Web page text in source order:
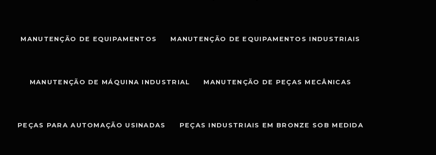
MANUTENÇÃO DE EQUIPAMENTOS MANUTENÇÃO DE EQUIPAMENTOS INDUSTRIAIS
MANUTENÇÃO DE MÁQUINA INDUSTRIAL MANUTENÇÃO DE PEÇAS MECÂNICAS
PEÇAS PARA AUTOMAÇÃO USINADAS PEÇAS INDUSTRIAIS EM BRONZE SOB MEDIDA